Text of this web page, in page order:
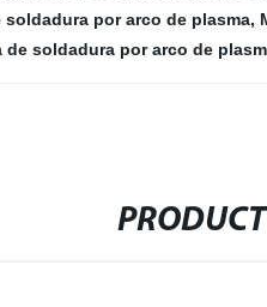
soldadura por arco de plasma,
de soldadura por arco de